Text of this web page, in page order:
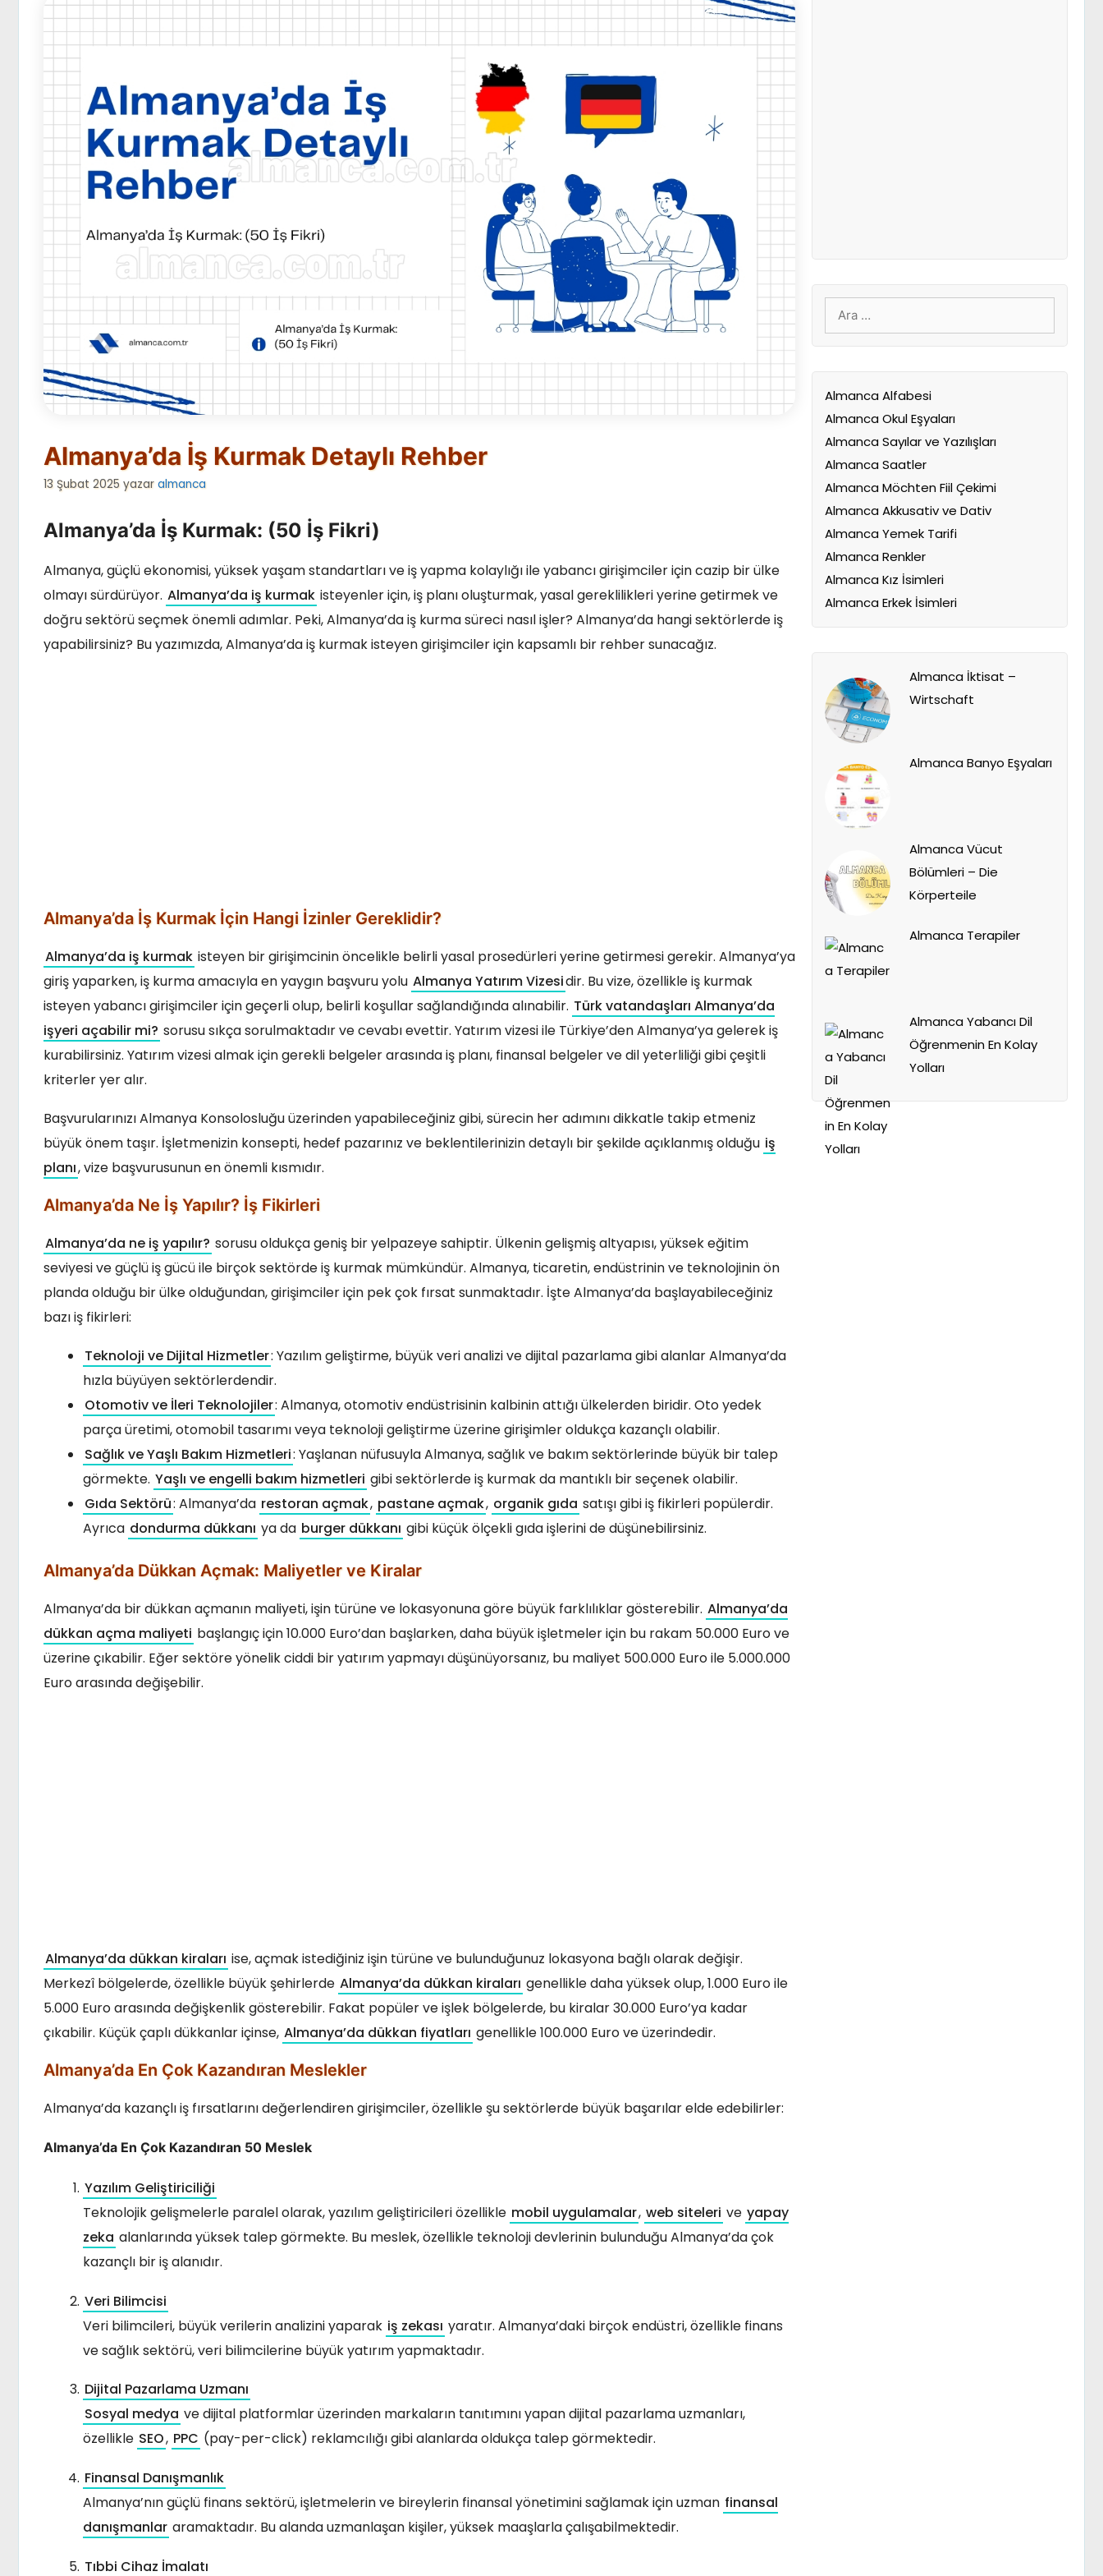
Almanya’da İş Kurmak Detaylı Rehber
13 Şubat 2025 yazar almanca
Almanya’da İş Kurmak: (50 İş Fikri)
Almanya, güçlü ekonomisi, yüksek yaşam standartları ve iş yapma kolaylığı ile yabancı girişimciler için cazip bir ülke
olmayı sürdürüyor. Almanya’da iş kurmak isteyenler için, iş planı oluşturmak, yasal gereklilikleri yerine getirmek ve
doğru sektörü seçmek önemli adımlar. Peki, Almanya’da iş kurma süreci nasıl işler? Almanya’da hangi sektörlerde iş
yapabilirsiniz? Bu yazımızda, Almanya’da iş kurmak isteyen girişimciler için kapsamlı bir rehber sunacağız.
Almanya’da İş Kurmak İçin Hangi İzinler Gereklidir?
Almanya’da iş kurmak isteyen bir girişimcinin öncelikle belirli yasal prosedürleri yerine getirmesi gerekir. Almanya’ya
giriş yaparken, iş kurma amacıyla en yaygın başvuru yolu Almanya Yatırım Vizesidir. Bu vize, özellikle iş kurmak
isteyen yabancı girişimciler için geçerli olup, belirli koşullar sağlandığında alınabilir. Türk vatandaşları Almanya’da
işyeri açabilir mi? sorusu sıkça sorulmaktadır ve cevabı evettir. Yatırım vizesi ile Türkiye’den Almanya’ya gelerek iş
kurabilirsiniz. Yatırım vizesi almak için gerekli belgeler arasında iş planı, finansal belgeler ve dil yeterliliği gibi çeşitli
kriterler yer alır.
Başvurularınızı Almanya Konsolosluğu üzerinden yapabileceğiniz gibi, sürecin her adımını dikkatle takip etmeniz
büyük önem taşır. İşletmenizin konsepti, hedef pazarınız ve beklentilerinizin detaylı bir şekilde açıklanmış olduğu iş
planı, vize başvurusunun en önemli kısmıdır.
Almanya’da Ne İş Yapılır? İş Fikirleri
Almanya’da ne iş yapılır? sorusu oldukça geniş bir yelpazeye sahiptir. Ülkenin gelişmiş altyapısı, yüksek eğitim
seviyesi ve güçlü iş gücü ile birçok sektörde iş kurmak mümkündür. Almanya, ticaretin, endüstrinin ve teknolojinin ön
planda olduğu bir ülke olduğundan, girişimciler için pek çok fırsat sunmaktadır. İşte Almanya’da başlayabileceğiniz
bazı iş fikirleri:
Teknoloji ve Dijital Hizmetler: Yazılım geliştirme, büyük veri analizi ve dijital pazarlama gibi alanlar Almanya’da
hızla büyüyen sektörlerdendir.
Otomotiv ve İleri Teknolojiler: Almanya, otomotiv endüstrisinin kalbinin attığı ülkelerden biridir. Oto yedek
parça üretimi, otomobil tasarımı veya teknoloji geliştirme üzerine girişimler oldukça kazançlı olabilir.
Sağlık ve Yaşlı Bakım Hizmetleri: Yaşlanan nüfusuyla Almanya, sağlık ve bakım sektörlerinde büyük bir talep
görmekte. Yaşlı ve engelli bakım hizmetleri gibi sektörlerde iş kurmak da mantıklı bir seçenek olabilir.
Gıda Sektörü: Almanya’da restoran açmak, pastane açmak, organik gıda satışı gibi iş fikirleri popülerdir.
Ayrıca dondurma dükkanı ya da burger dükkanı gibi küçük ölçekli gıda işlerini de düşünebilirsiniz.
Almanya’da Dükkan Açmak: Maliyetler ve Kiralar
Almanya’da bir dükkan açmanın maliyeti, işin türüne ve lokasyonuna göre büyük farklılıklar gösterebilir. Almanya’da
dükkan açma maliyeti başlangıç için 10.000 Euro’dan başlarken, daha büyük işletmeler için bu rakam 50.000 Euro ve
üzerine çıkabilir. Eğer sektöre yönelik ciddi bir yatırım yapmayı düşünüyorsanız, bu maliyet 500.000 Euro ile 5.000.000
Euro arasında değişebilir.
Almanya’da dükkan kiraları ise, açmak istediğiniz işin türüne ve bulunduğunuz lokasyona bağlı olarak değişir.
Merkezî bölgelerde, özellikle büyük şehirlerde Almanya’da dükkan kiraları genellikle daha yüksek olup, 1.000 Euro ile
5.000 Euro arasında değişkenlik gösterebilir. Fakat popüler ve işlek bölgelerde, bu kiralar 30.000 Euro’ya kadar
çıkabilir. Küçük çaplı dükkanlar içinse, Almanya’da dükkan fiyatları genellikle 100.000 Euro ve üzerindedir.
Almanya’da En Çok Kazandıran Meslekler
Almanya’da kazançlı iş fırsatlarını değerlendiren girişimciler, özellikle şu sektörlerde büyük başarılar elde edebilirler:
Almanya’da En Çok Kazandıran 50 Meslek
Yazılım Geliştiriciliği
Teknolojik gelişmelerle paralel olarak, yazılım geliştiricileri özellikle mobil uygulamalar, web siteleri ve yapay
zeka alanlarında yüksek talep görmekte. Bu meslek, özellikle teknoloji devlerinin bulunduğu Almanya’da çok
kazançlı bir iş alanıdır.
Veri Bilimcisi
Veri bilimcileri, büyük verilerin analizini yaparak iş zekası yaratır. Almanya’daki birçok endüstri, özellikle finans
ve sağlık sektörü, veri bilimcilerine büyük yatırım yapmaktadır.
Dijital Pazarlama Uzmanı
Sosyal medya ve dijital platformlar üzerinden markaların tanıtımını yapan dijital pazarlama uzmanları,
özellikle SEO, PPC (pay-per-click) reklamcılığı gibi alanlarda oldukça talep görmektedir.
Finansal Danışmanlık
Almanya’nın güçlü finans sektörü, işletmelerin ve bireylerin finansal yönetimini sağlamak için uzman finansal
danışmanlar aramaktadır. Bu alanda uzmanlaşan kişiler, yüksek maaşlarla çalışabilmektedir.
Tıbbi Cihaz İmalatı
için
ara
Almanca Alfabesi
Almanca Okul Eşyaları
Almanca Sayılar ve Yazılışları
Almanca Saatler
Almanca Möchten Fiil Çekimi
Almanca Akkusativ ve Dativ
Almanca Yemek Tarifi
Almanca Renkler
Almanca Kız İsimleri
Almanca Erkek İsimleri
Almanca İktisat –
Wirtschaft
Almanca Banyo Eşyaları
Almanca Vücut
Bölümleri – Die
Körperteile
Almanca Terapiler
Almanca Yabancı Dil
Öğrenmenin En Kolay
Yolları